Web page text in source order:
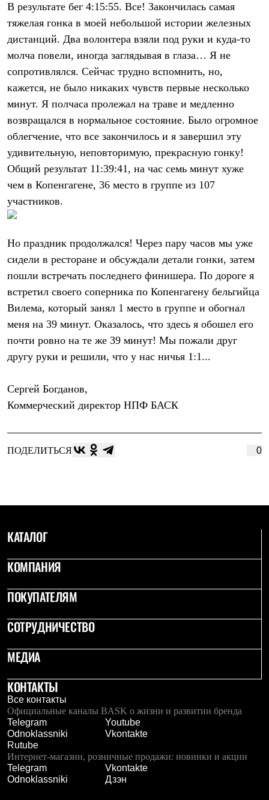
В результате бег 4:15:55. Все! Закончилась самая
тяжелая гонка в моей небольшой истории железных
дистанций. Два волонтера взяли под руки и куда-то
молча повели, иногда заглядывая в глаза… Я не
сопротивлялся. Сейчас трудно вспомнить, но,
кажется, не было никаких чувств первые несколько
минут. Я полчаса пролежал на траве и медленно
возвращался в нормальное состояние. Было огромное
облегчение, что все закончилось и я завершил эту
удивительную, неповторимую, прекрасную гонку!
Общий результат 11:39:41, на час семь минут хуже
чем в Копенгагене, 36 место в группе из 107
участников.
Но праздник продолжался! Через пару часов мы уже
сидели в ресторане и обсуждали детали гонки, затем
пошли встречать последнего финишера. По дороге я
встретил своего соперника по Копенгагену бельгийца
Вилема, который занял 1 место в группе и обогнал
меня на 39 минут. Оказалось, что здесь я обошел его
почти ровно на те же 39 минут! Мы пожали друг
другу руки и решили, что у нас ничья 1:1...
Сергей Богданов,
Коммерческий директор НПФ БАСК
ПОДЕЛИТЬСЯ 0
КАТАЛОГ
КОМПАНИЯ
ПОКУПАТЕЛЯМ
СОТРУДНИЧЕСТВО
МЕДИА
КОНТАКТЫ
Все контакты
Официальные каналы BASK о жизни и развитии бренда
Telegram
Youtube
Odnoklassniki
Vkontakte
Rutube
Интернет-магазин, розничные продажи: новинки и акции
Telegram
Vkontakte
Odnoklassniki
Дзэн